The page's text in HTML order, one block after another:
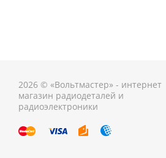
2026 © «Вольтмастер» - интернет
магазин радиодеталей и
радиоэлектроники